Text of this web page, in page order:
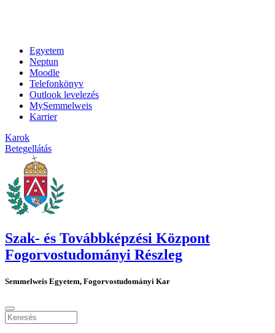
Egyetem
Neptun
Moodle
Telefonkönyv
Outlook levelezés
MySemmelweis
Karrier
Karok
Betegellátás
Szak- és Továbbképzési Központ
Fogorvostudományi Részleg
Semmelweis Egyetem, Fogorvostudományi Kar